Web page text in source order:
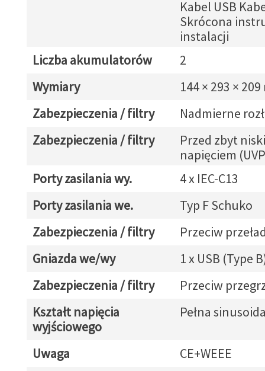
Kabel USB
Skrócona
instalacji
Liczba akumulatorów
2
Wymiary
144 × 293 ×
Zabezpieczenia / filtry
Nadmierne
Zabezpieczenia / filtry
Przed zbyt
napięciem
Porty zasilania wy.
4 x IEC-C13
Porty zasilania we.
Typ F Schuko
Zabezpieczenia / filtry
Przeciw
Gniazda we/wy
1 x USB (Type
Zabezpieczenia / filtry
Przeciw
Kształt napięcia
wyjściowego
Pełna
Uwaga
CE+WEEE